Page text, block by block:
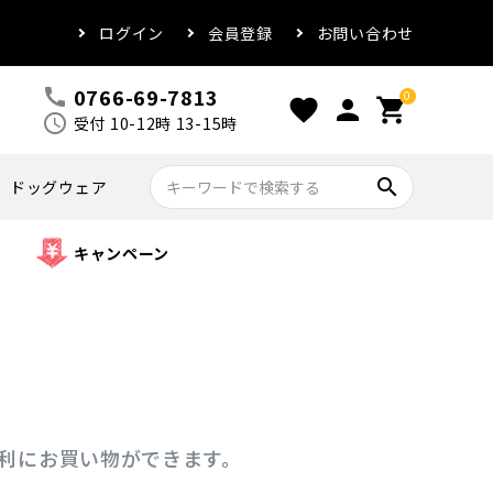
ログイン 会員登録 お問い合わせ
call 0766-69-7813
schedule 受付 10-12時 13-15時 favorite person 0
shopping_cart
ドッグウェア search
キャンペーン
お買い物ができます。